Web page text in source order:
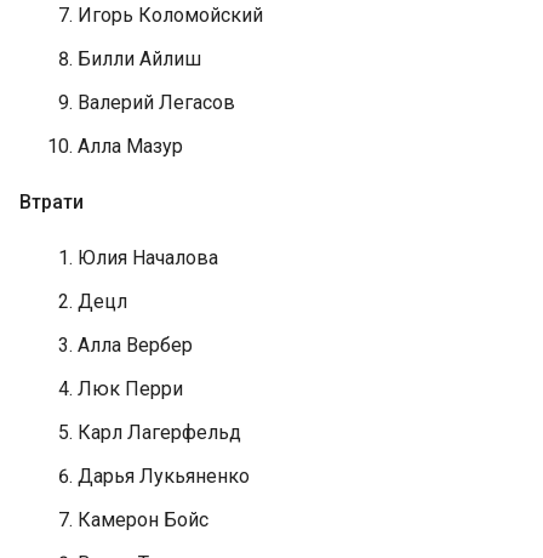
Игорь Коломойский
Билли Айлиш
Валерий Легасов
Алла Мазур
Втрати
Юлия Началова
Децл
Алла Вербер
Люк Перри
Карл Лагерфельд
Дарья Лукьяненко
Камерон Бойс